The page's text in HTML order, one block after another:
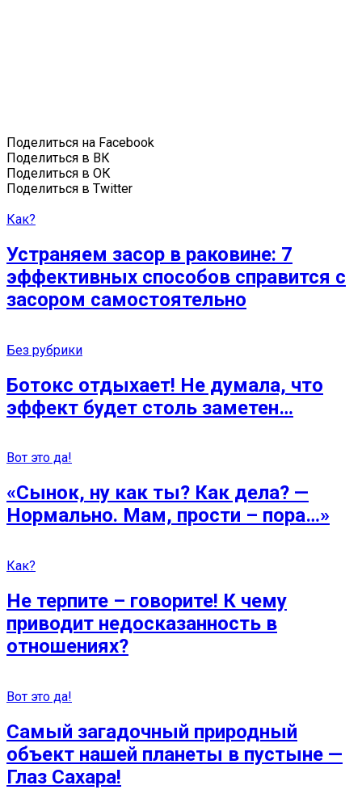
Поделиться на Facebook
Поделиться в ВК
Поделиться в ОК
Поделиться в Twitter
Как?
Устраняем засор в раковине: 7
эффективных способов справится с
засором самостоятельно
Без рубрики
Ботокс отдыхает! Не думала, что
эффект будет столь заметен…
Вот это да!
«Сынок, ну как ты? Как дела? —
Нормально. Мам, прости – пора…»
Как?
Не терпите – говорите! К чему
приводит недосказанность в
отношениях?
Вот это да!
Самый загадочный природный
объект нашей планеты в пустыне —
Глаз Сахара!